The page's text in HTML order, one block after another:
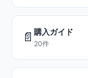
📄 購入ガイド
20件